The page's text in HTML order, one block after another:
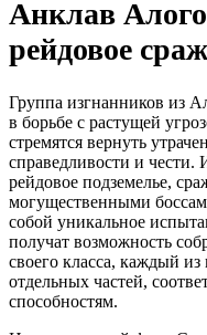
Анклав
рейдовое
Группа изгнанников из
в борьбе с растущей
стремятся вернуть
справедливости и чести.
рейдовое подземелье,
могущественными
собой уникальное
получат возможность
своего класса, каждый из
отдельных частей,
способностям.